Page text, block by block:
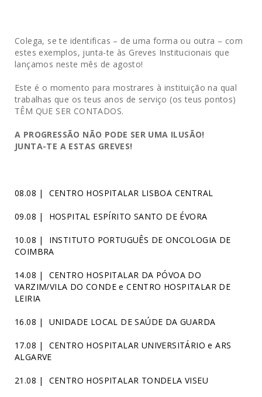
Colega, se te identificas – de uma forma ou outra – com
estes exemplos, junta-te às Greves Institucionais que
lançamos neste mês de agosto!
Este é o momento para mostrares à instituição na qual
trabalhas que os teus anos de serviço (os teus pontos)
TÊM QUE SER CONTADOS.
A PROGRESSÃO NÃO PODE SER UMA ILUSÃO!
JUNTA-TE A ESTAS GREVES!
08.08 | CENTRO HOSPITALAR LISBOA CENTRAL
09.08 | HOSPITAL ESPÍRITO SANTO DE ÉVORA
10.08 | INSTITUTO PORTUGUÊS DE ONCOLOGIA DE
COIMBRA
14.08 | CENTRO HOSPITALAR DA PÓVOA DO
VARZIM/VILA DO CONDE e CENTRO HOSPITALAR DE
LEIRIA
16.08 | UNIDADE LOCAL DE SAÚDE DA GUARDA
17.08 | CENTRO HOSPITALAR UNIVERSITÁRIO e ARS
ALGARVE
21.08 | CENTRO HOSPITALAR TONDELA VISEU